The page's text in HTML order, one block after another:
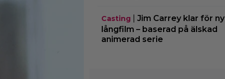
Casting
Jim Carrey klar för ny
långfilm – baserad på älskad
animerad serie